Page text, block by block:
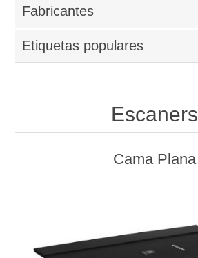
Fabricantes
Etiquetas populares
Escaners
Cama Plana